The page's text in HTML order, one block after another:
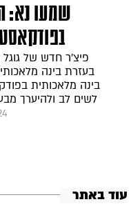
פיצ'ר חדש של
בעזרת בינה
בינה מלאכותית
לשים לב ולהיערך
עוד באתר